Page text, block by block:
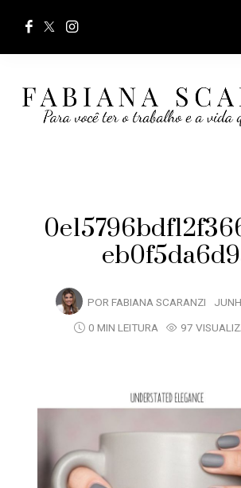
POR FABIANA SCARANZI
0 MIN LEITURA
97